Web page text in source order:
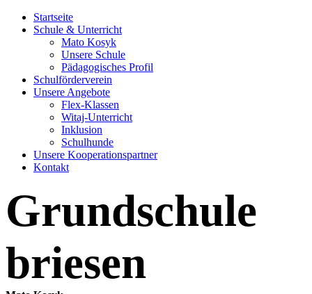
Startseite
Schule & Unterricht
Mato Kosyk
Unsere Schule
Pädagogisches Profil
Schulförderverein
Unsere Angebote
Flex-Klassen
Witaj-Unterricht
Inklusion
Schulhunde
Unsere Kooperationspartner
Kontakt
Grundschule
briesen